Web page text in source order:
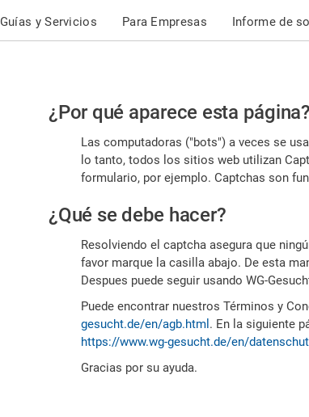
Guías y Servicios Para Empresas Informe de
Por
favor,
confirme
es
humano
¿Por qué aparece esta página?
Las computadoras ("bots") a veces se
lo tanto, todos los sitios web utilizan
formulario, por ejemplo. Captchas son
¿Qué se debe hacer?
Resolviendo el captcha asegura que
favor marque la casilla abajo. De esta
Despues puede seguir usando WG-
Puede encontrar nuestros Términos y
gesucht.de/en/agb.html . En la siguiente
https://www.wg-gesucht.de/en/
Gracias por su ayuda.